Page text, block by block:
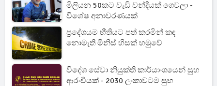
මිලියන 50කට වැඩි වන්දියක් ගෙවලා -
විශේෂ අනාවරණයක්
ප්‍රදේශයම භීතියට පත් කරමින් කඳ
නොමැති මිනිස් හිසක් හමුවේ
විදේශ සේවා නියුක්ති කාර්යාංශයෙන් සුභ
ආරංචියක් - 2030 ලංකාවටම සුභ